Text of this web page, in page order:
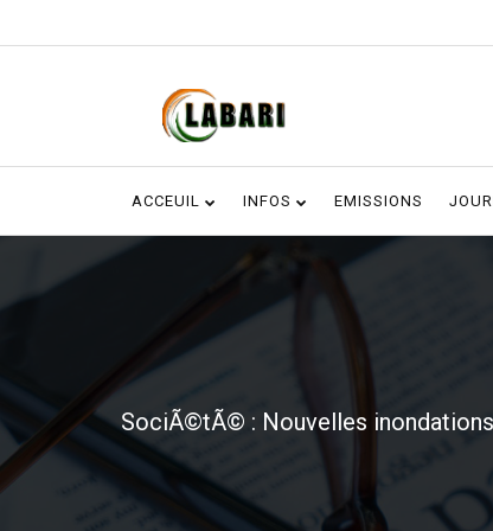
ACCEUIL INFOS EMISSIONS
SociÃ©tÃ© : Nouvelles